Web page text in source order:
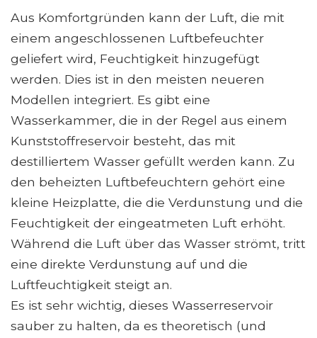
Aus Komfortgründen kann der Luft, die mit
einem angeschlossenen Luftbefeuchter
geliefert wird, Feuchtigkeit hinzugefügt
werden. Dies ist in den meisten neueren
Modellen integriert. Es gibt eine
Wasserkammer, die in der Regel aus einem
Kunststoffreservoir besteht, das mit
destilliertem Wasser gefüllt werden kann. Zu
den beheizten Luftbefeuchtern gehört eine
kleine Heizplatte, die die Verdunstung und die
Feuchtigkeit der eingeatmeten Luft erhöht.
Während die Luft über das Wasser strömt, tritt
eine direkte Verdunstung auf und die
Luftfeuchtigkeit steigt an.
Es ist sehr wichtig, dieses Wasserreservoir
sauber zu halten, da es theoretisch (und